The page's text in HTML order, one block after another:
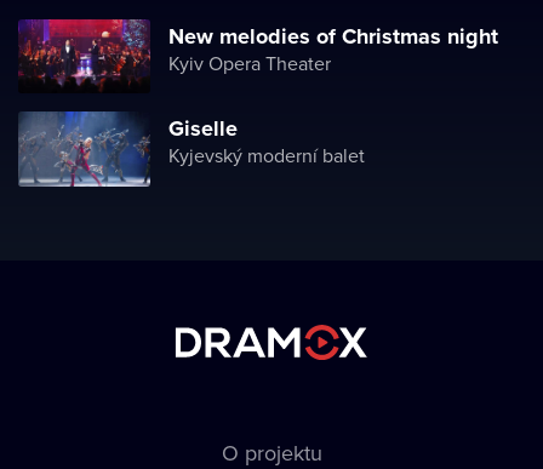
Registrujte seNew melodies of Christmas night
Kyiv Opera Theater
Giselle
Kyjevský moderní balet
O projektu